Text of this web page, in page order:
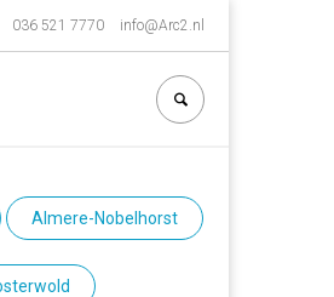
036 521 7770 info@Arc2.nl
Almere-Nobelhorst